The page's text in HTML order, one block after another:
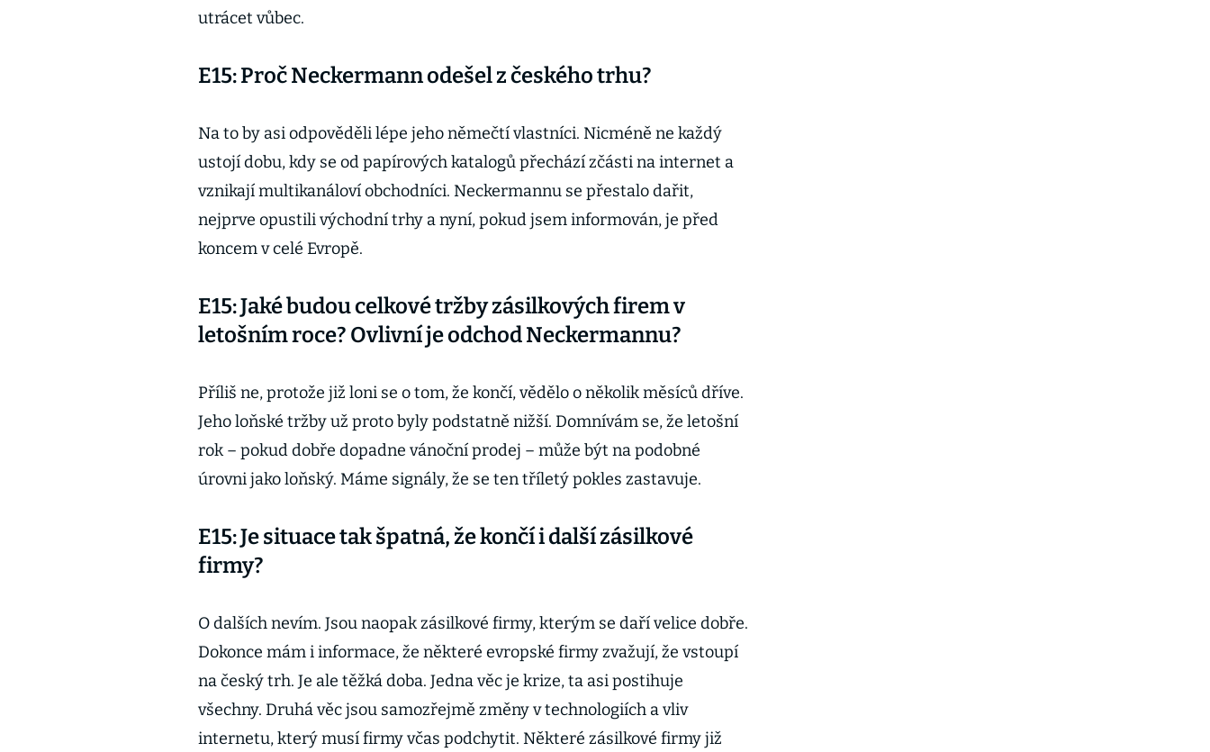
utrácet vůbec.
E15: Proč Neckermann odešel z českého trhu?
Na to by asi odpověděli lépe jeho němečtí vlastníci. Nicméně ne každý
ustojí dobu, kdy se od papírových katalogů přechází zčásti na internet a
vznikají multikanáloví obchodníci. Neckermannu se přestalo dařit,
nejprve opustili východní trhy a nyní, pokud jsem informován, je před
koncem v celé Evropě.
E15: Jaké budou celkové tržby zásilkových firem v
letošním roce? Ovlivní je odchod Neckermannu?
Příliš ne, protože již loni se o tom, že končí, vědělo o několik měsíců dříve.
Jeho loňské tržby už proto byly podstatně nižší. Domnívám se, že letošní
rok – pokud dobře dopadne vánoční prodej – může být na podobné
úrovni jako loňský. Máme signály, že se ten tříletý pokles zastavuje.
E15: Je situace tak špatná, že končí i další zásilkové
firmy?
O dalších nevím. Jsou naopak zásilkové firmy, kterým se daří velice dobře.
Dokonce mám i informace, že některé evropské firmy zvažují, že vstoupí
na český trh. Je ale těžká doba. Jedna věc je krize, ta asi postihuje
všechny. Druhá věc jsou samozřejmě změny v technologiích a vliv
internetu, který musí firmy včas podchytit. Některé zásilkové firmy již